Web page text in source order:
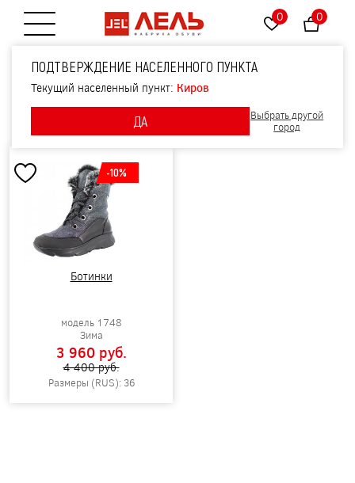
Открытие меню 0 0
ПОДТВЕРЖДЕНИЕ НАСЕЛЕННОГО ПУНКТА
Текущий населенный пункт: Киров
ДА
Выбрать другой
город
ЖЕНСКАЯ ОБУВЬ LEL CLASSIC
Фильтры
Цене
-10%
Ботинки
модель 1748
Зима
3 960 pуб.
4 400 pуб.
Размеры (RUS): 36